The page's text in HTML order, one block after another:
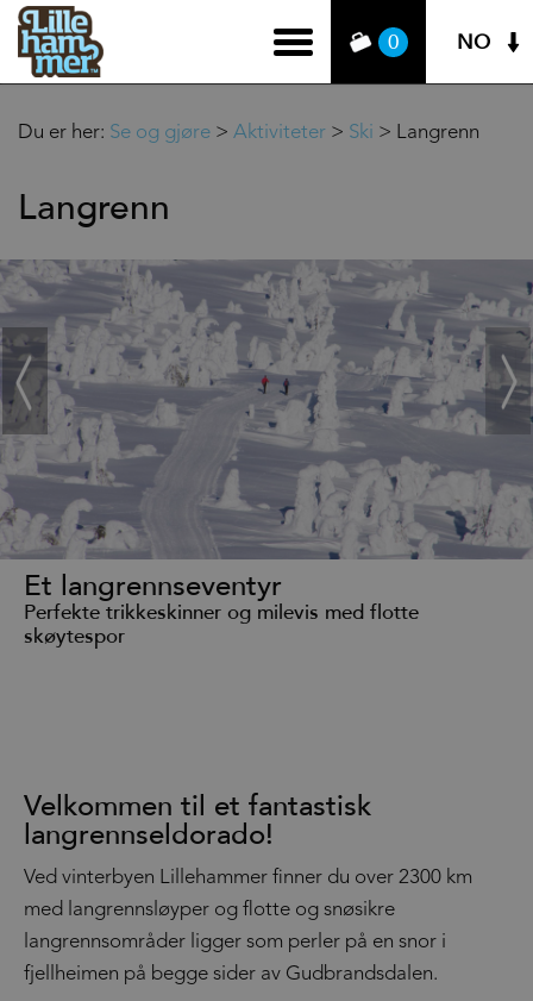
0 NO
Du er her: Se og gjøre > Aktiviteter > Ski > Langrenn
Langrenn
Et langrennseventyr
Perfekte trikkeskinner og milevis med flotte
skøytespor
Velkommen til et fantastisk
langrennseldorado!
Ved vinterbyen Lillehammer finner du over 2300 km
med langrennsløyper og flotte og snøsikre
langrennsområder ligger som perler på en snor i
fjellheimen på begge sider av Gudbrandsdalen.